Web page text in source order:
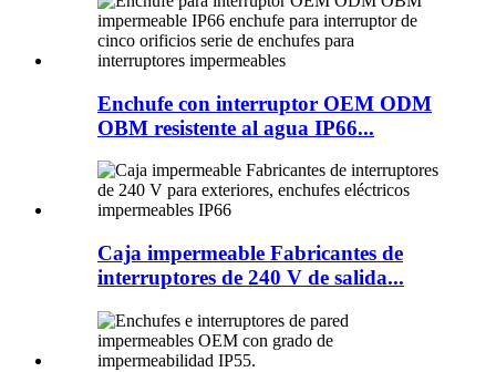
Enchufe con interruptor OEM ODM
OBM resistente al agua IP66...
Caja impermeable Fabricantes de
interruptores de 240 V de salida...